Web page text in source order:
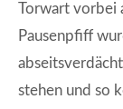
Torwart vorbei
Pausenpfiff
stehen und so